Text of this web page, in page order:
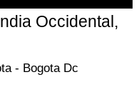
Occidental,
- Bogota Dc